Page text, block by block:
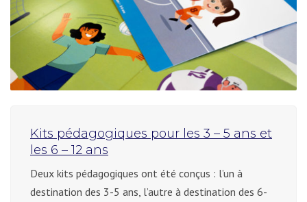
Kits pédagogiques pour les 3 – 5 ans et
les 6 – 12 ans
Deux kits pédagogiques ont été conçus : l’un à
destination des 3-5 ans, l’autre à destination des 6-